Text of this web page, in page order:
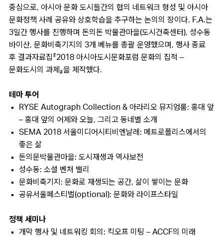
중심으로, 아시아 문화 도시들간의 협의 네트워크 형성 및 아시아
문화정책 사례 공유와 상호학습을 추구하는 논의의 장이다. F.A.는
3일간 행사를 진행하며 돈의돈 박물관마을(도시건축센터), 성수동
바이산, 문화비축기지의 3개 베뉴를 총괄 운영했으며, 행사 종료
후 결과자료집『2018 아시아도시문화포럼 문화의 집적 –
문화도시의 과제』을 제작했다.
테마 투어
RYSE Autograph Collection & 아라리오 뮤지엄룸: 홍대 앞
– 홍대 앞의 어제와 오늘, 그리고 동네별 소개
SEMA 2018 서울미디어시티비엔날레: 메트로폴리스에서의
좋은 삶
돈의문박물관마을: 도시재생과 역사보전
성수동: 소셜 벤처 밸리
문화비축기지: 문화로 재생되는 공간, 삶이 쌓이는 문화
공유서울페스티벌(optional): 문화와 라이프스타일
정책 세미나
개막 행사 및 네트워킹 회의: 킥오프 미팅 – ACCF의 미래